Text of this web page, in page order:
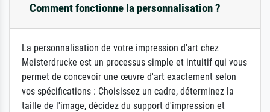
Comment fonctionne la personnalisation ?
La personnalisation de votre impression d'art chez
Meisterdrucke est un processus simple et intuitif qui vous
permet de concevoir une œuvre d'art exactement selon
vos spécifications : Choisissez un cadre, déterminez la
taille de l'image, décidez du support d'impression et